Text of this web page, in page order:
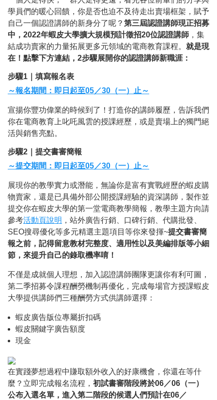
學員們的暖心回饋，你是否也迫不及待走出賣場框架，賦予
自己一個認證講師的新身分了呢？ 第三屆認證講師現正招募
中，2022年蝦皮大學擴大規模預計徵招20位認證講師 ，集
結成功賣家的力量拓展更多元領域的電商教育課程。 就是現
在！點擊下方連結，2步驟展開你的認證講師新職涯：
步驟1｜填寫報名表
～報名期間：即日起至05／30（一）止～
宣揚你豐功偉業的時候到了！打造你的講師履歷，告訴我們
你在電商教育上叱吒風雲的授課經歷，或是賣場上的獨門絕
活與銷售亮點。
步驟2｜提交書審簡報
～提交期間：即日起至05／30（一）止～
展現你的教學實力或潛能，無論你是富有實戰經歷的蝦皮購
物賣家，還是已具備外部公開授課經驗的資深講師，製作並
提交你在蝦皮大學的第一堂電商教學簡報，教學主題方向請
參考活動頁說明 ，站外廣告行銷、口碑行銷、代購批發、
SEO搜尋優化等多元精選主題項目等你來發揮~提交書審簡
報之前，記得留意教材完整度、適用性以及美編排版等小細
節，來提升自己的錄取機率唷！
不僅是成就個人理想，加入認證講師團隊更讓你有利可圖，
第二季招募令課程酬勞機制再優化，完成每場官方授課蝦皮
大學提供講師們三種酬勞方式供講師選擇：
蝦皮廣告版位專屬折扣碼
蝦皮關鍵字廣告額度
現金
在實踐夢想過程中賺取額外收入的好康機會，你還在等什
麼？立即完成報名流程， 初試書審階段將於06／06（一）
公布入選名單，進入第二階段的候選人們預計在06／